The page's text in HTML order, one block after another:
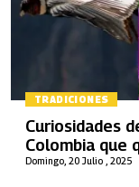
TRADICIONES
Domingo, 20 Julio , 2025
Curiosidades
Colombia que